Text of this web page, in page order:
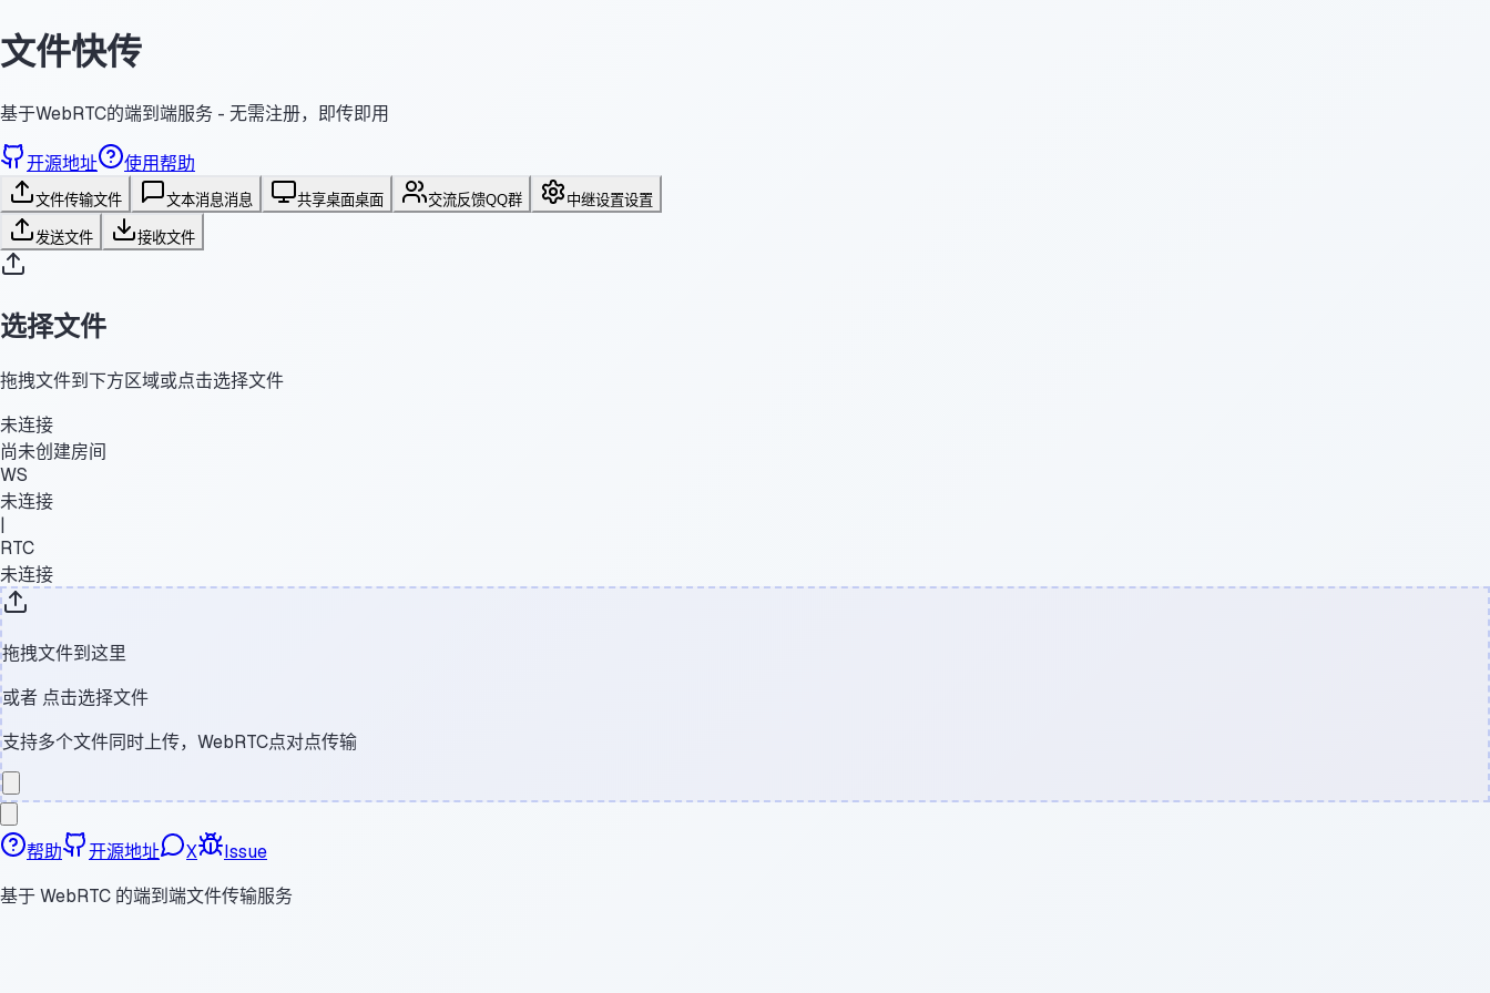
文件快传
基于WebRTC的端到端服务 - 无需注册，即传即用
开源地址 使用帮助
文件传输文件 文本消息消息 共享桌面桌面 交流反馈QQ群 中继设置设置
发送文件 接收文件
选择文件
拖拽文件到下方区域或点击选择文件
未连接
尚未创建房间
WS
未连接
|
RTC
未连接
拖拽文件到这里
或者 点击选择文件
支持多个文件同时上传，WebRTC点对点传输
帮助 开源地址 X
Issue
基于 WebRTC 的端到端文件传输服务